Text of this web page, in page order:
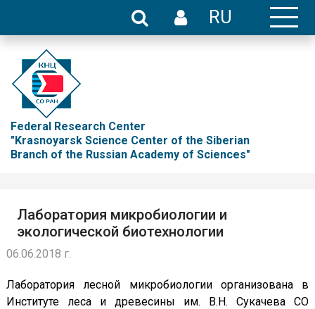
RU
Federal Research Center
"Krasnoyarsk Science Center of the Siberian
Branch of the Russian Academy of Sciences"
Лаборатория микробиологии и
экологической биотехнологии
06.06.2018 г.
Лаборатория лесной микробиологии организована в
Институте леса и древесины им. В.Н. Сукачева СО